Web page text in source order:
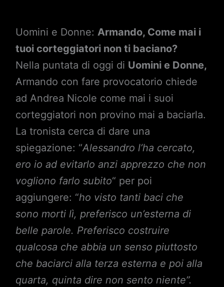
Uomini e Donne: Armando, Come mai i
tuoi corteggiatori non ti baciano?
Nella puntata di oggi di Uomini e Donne,
Armando con fare provocatorio chiede
ad Andrea Nicole come mai i suoi
corteggiatori non provino mai a baciarla.
La tronista cerca di dare una
spiegazione: “Alessandro l’ha cercato,
ero io ad evitarlo anzi apprezzo che non
vogliono farlo subito“ per poi
aggiungere: “ho visto tanti baci che
sono morti lì, preferisco un’esterna di
belle parole. Preferisco costruire
qualcosa che abbia un senso piuttosto
che baciarci alla terza esterna e poi alla
quarta, quinta dire non sento niente”.